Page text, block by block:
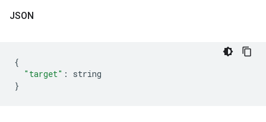
JSON
{
"target" :
string
}